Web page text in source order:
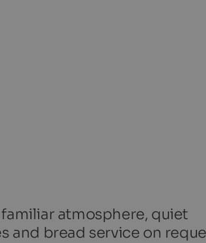
atmosphere, quiet
and bread service on